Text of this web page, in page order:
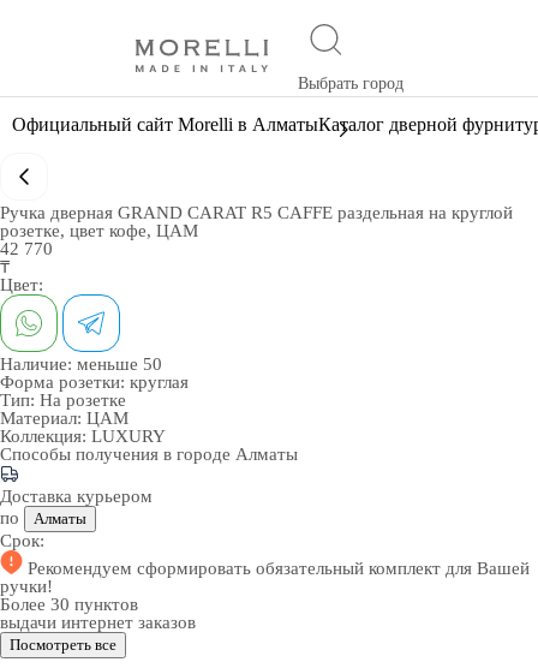
Выбрать город
Официальный сайт Morelli в АлматыКаталог дверной
Ручка дверная GRAND CARAT R5 CAFFE раздельная на круглой
розетке, цвет кофе, ЦАМ
42 770
₸
Цвет:
Наличие: меньше 50
Форма розетки: круглая
Тип: На розетке
Материал: ЦАМ
Коллекция: LUXURY
Способы получения в городе Алматы
Доставка курьером
по
Алматы
Срок:
Рекомендуем сформировать обязательный комплект для Вашей
ручки!
Более 30 пунктов
выдачи интернет заказов
Посмотреть все